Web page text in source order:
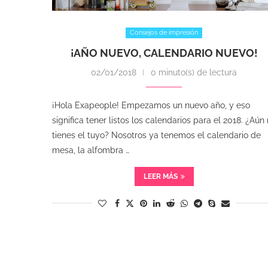
Consejos de impresión
¡AÑO NUEVO, CALENDARIO NUEVO!
02/01/2018 0 minuto(s) de lectura
¡Hola Exapeople! Empezamos un nuevo año, y eso
significa tener listos los calendarios para el 2018. ¿Aún
tienes el tuyo? Nosotros ya tenemos el calendario de
mesa, la alfombra …
LEER MÁS